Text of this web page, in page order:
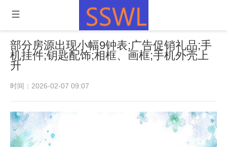
部分房源出现小幅9钟表;广告促销礼品;手
机挂件;钥匙配饰;相框、画框;手机外壳上
升
时间：2026-02-07 09:07